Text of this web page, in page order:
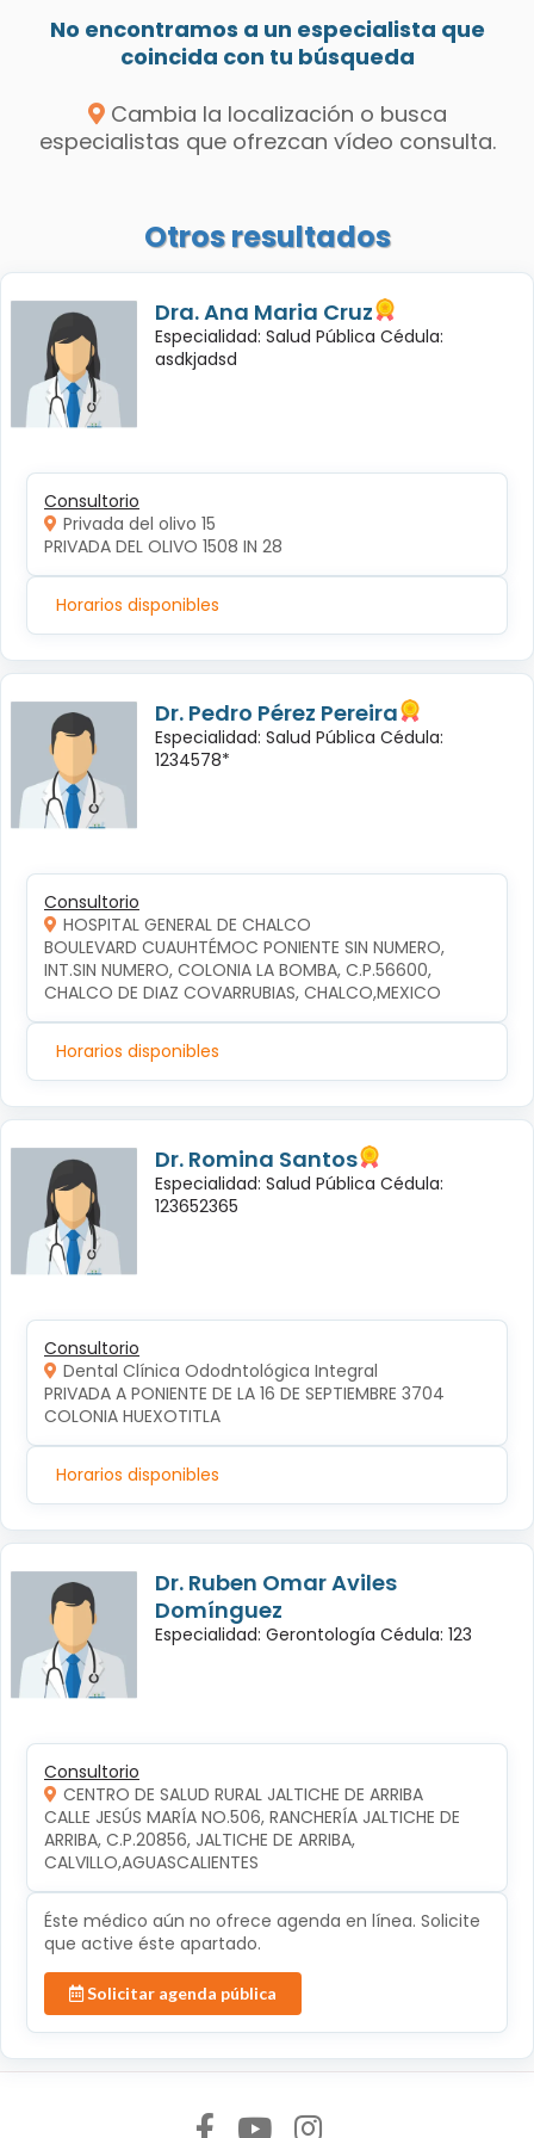
No encontramos a un especialista que
coincida con tu búsqueda
Cambia la localización o busca
especialistas que ofrezcan vídeo consulta.
Otros resultados
Dra. Ana Maria Cruz
Especialidad: Salud Pública Cédula:
asdkjadsd
Consultorio
Privada del olivo 15
PRIVADA DEL OLIVO 1508 IN 28
Horarios disponibles
Dr. Pedro Pérez Pereira
Especialidad: Salud Pública Cédula:
1234578*
Consultorio
HOSPITAL GENERAL DE CHALCO
BOULEVARD CUAUHTÉMOC PONIENTE SIN NUMERO,
INT.SIN NUMERO, COLONIA LA BOMBA, C.P.56600,
CHALCO DE DIAZ COVARRUBIAS, CHALCO,MEXICO
Horarios disponibles
Dr. Romina Santos
Especialidad: Salud Pública Cédula:
123652365
Consultorio
Dental Clínica Ododntológica Integral
PRIVADA A PONIENTE DE LA 16 DE SEPTIEMBRE 3704
COLONIA HUEXOTITLA
Horarios disponibles
Dr. Ruben Omar Aviles
Domínguez
Especialidad: Gerontología Cédula: 123
Consultorio
CENTRO DE SALUD RURAL JALTICHE DE ARRIBA
CALLE JESÚS MARÍA NO.506, RANCHERÍA JALTICHE DE
ARRIBA, C.P.20856, JALTICHE DE ARRIBA,
CALVILLO,AGUASCALIENTES
Éste médico aún no ofrece agenda en línea. Solicite
que active éste apartado.
Solicitar agenda pública